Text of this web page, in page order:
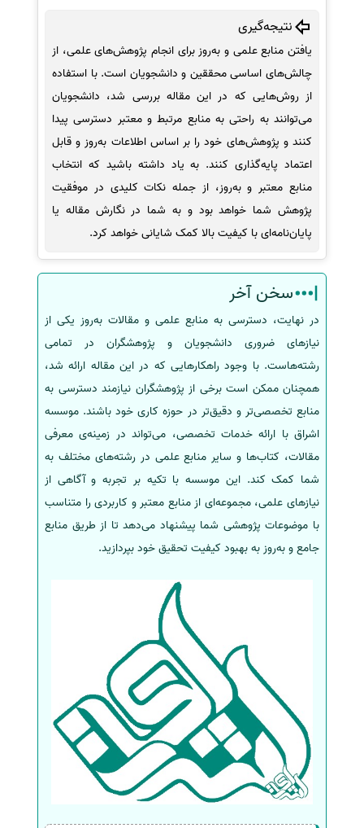
نتیجه‌گیری
یافتن منابع علمی و به‌روز برای انجام پژوهش‌های علمی، از
چالش‌های اساسی محققین و دانشجویان است. با استفاده
از روش‌هایی که در این مقاله بررسی شد، دانشجویان
می‌توانند به راحتی به منابع مرتبط و معتبر دسترسی پیدا
کنند و پژوهش‌های خود را بر اساس اطلاعات به‌روز و قابل
اعتماد پایه‌گذاری کنند. به یاد داشته باشید که انتخاب
منابع معتبر و به‌روز، از جمله نکات کلیدی در موفقیت
پژوهش شما خواهد بود و به شما در نگارش مقاله یا
پایان‌نامه‌ای با کیفیت بالا کمک شایانی خواهد کرد.
سخن آخر
در نهایت، دسترسی به منابع علمی و مقالات به‌روز یکی از
نیازهای ضروری دانشجویان و پژوهشگران در تمامی
رشته‌هاست. با وجود راهکارهایی که در این مقاله ارائه شد،
همچنان ممکن است برخی از پژوهشگران نیازمند دسترسی به
منابع تخصصی‌تر و دقیق‌تر در حوزه کاری خود باشند. موسسه
اشراق با ارائه خدمات تخصصی، می‌تواند در زمینه‌ی معرفی
مقالات، کتاب‌ها و سایر منابع علمی در رشته‌های مختلف به
شما کمک کند. این موسسه با تکیه بر تجربه و آگاهی از
نیازهای علمی، مجموعه‌ای از منابع معتبر و کاربردی را متناسب
با موضوعات پژوهشی شما پیشنهاد می‌دهد تا از طریق منابع
جامع و به‌روز به بهبود کیفیت تحقیق خود بپردازید.